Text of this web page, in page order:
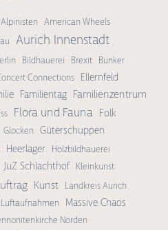
Alpinisten American Wheels
Aurich Innenstadt
Bildhauerei Brexit Bunker
Connections Ellernfeld
Familientag Familienzentrum
Flora und Fauna Folk
Glocken Güterschuppen
Heerlager Holzbildhauerei
JuZ Schlachthof Kleinkunst
Kunst Landkreis Aurich
Luftaufnahmen Massive Chaos
Norden